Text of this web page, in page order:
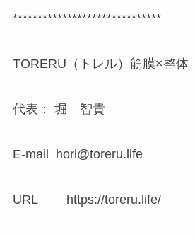
******************************
TORERU（トレル）筋膜×整体
代表： 堀 智貴
E-mail hori@toreru.life
URL https://toreru.life/